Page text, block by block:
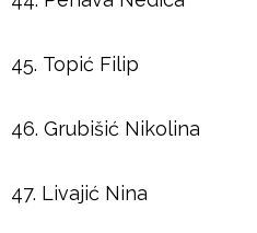
45. Topić Filip
46. Grubišić Nikolina
47. Livajić Nina